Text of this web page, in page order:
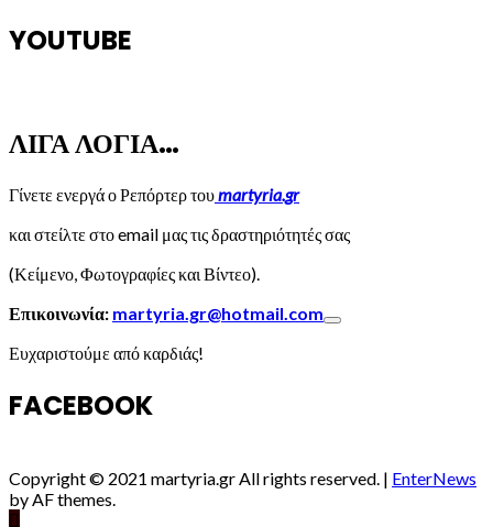
YOUTUBE
ΛΙΓΑ ΛΟΓΙΑ…
Γίνετε ενεργά ο Ρεπόρτερ τουmartyria.gr
και στείλτε στο email μας τις δραστηριότητές σας
(Κείμενο, Φωτογραφίες και Βίντεο).
Επικοινωνία: martyria.gr@hotmail.com
Ευχαριστούμε από καρδιάς!
FACEBOOK
Copyright © 2021 martyria.gr All rights reserved. | EnterNews
by AF themes.